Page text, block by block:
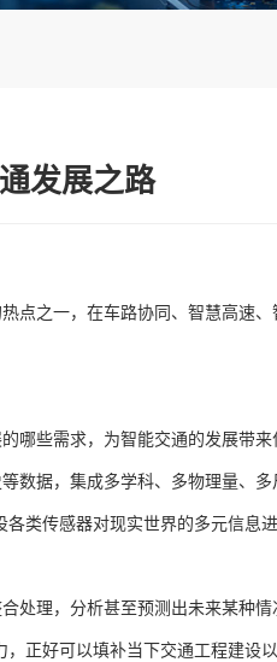
发展之路
点之一，在车路协同、智慧高速
哪些需求，为智能交通的发展带来
数据，集成多学科、多物理量、
类传感器对现实世界的多元信
处理，分析甚至预测出未来某种
正好可以填补当下交通工程建设